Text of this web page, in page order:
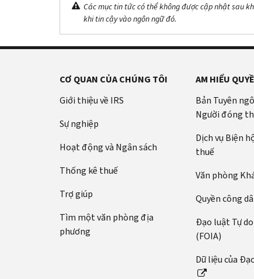
Các mục tin tức có thể không được cập nhật sau
khi tin cậy vào ngôn ngữ đó.
CƠ QUAN CỦA CHÚNG TÔI
Giới thiệu về IRS
Sự nghiệp
Hoạt động và Ngân sách
Thống kê thuế
Trợ giúp
Tìm một văn phòng địa
phương
AM HIỂU
Bản Tuyên
Người đóng
Dịch vụ Biện
thuế
Văn phòng
Quyền công
Đạo luật Tự
(FOIA)
Dữ liệu của